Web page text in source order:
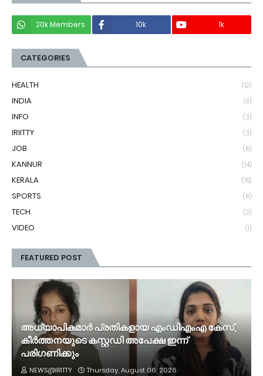
20k Members 10k 1k
CATEGORIES
HEALTH (12)
INDIA (9)
INFO (3)
IRIITTY (3)
JOB (6)
KANNUR (14)
KERALA (15)
SPORTS (6)
TECH (2)
VIDEO (1)
FEATURED POST
അധ്യാപികമാർ പ്രതികളായ എംഡിഎംഎ കേസ്,
കീർത്തനയുടെ കസ്റ്റഡി അപേക്ഷ ഇന്ന്
പരിഗണിക്കും
NEWS@IRITTY Thursday, August 06, 2026